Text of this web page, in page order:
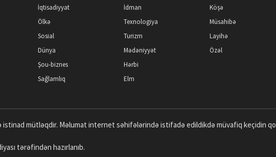
İqtisadiyyat
Ölkə
Sosial
Dünya
Şou-biznes
Sağlamlıq
İdman
Texnologiya
Turizm
Mədəniyyət
Hərbi
Elm
Köşə
Müsahibə
Layihə
Özəl
mütləqdir. Məlumat internet səhifələrində istifadə edildikdə müvafiq keçidin
tərəfindən hazırlanıb.